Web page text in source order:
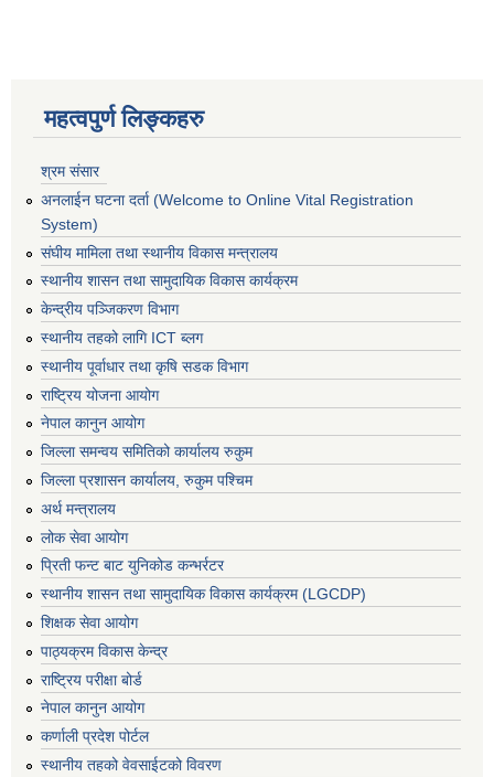
महत्वपुर्ण लिङ्कहरु
श्रम संसार
अनलाईन घटना दर्ता (Welcome to Online Vital Registration
System)
संघीय मामिला तथा स्थानीय विकास मन्त्रालय
स्थानीय शासन तथा सामुदायिक विकास कार्यक्रम
केन्द्रीय पञ्जिकरण विभाग
स्थानीय तहको लागि ICT ब्लग
स्थानीय पूर्वाधार तथा कृषि सडक विभाग
राष्ट्रिय योजना आयोग
नेपाल कानुन आयोग
जिल्ला समन्वय समितिको कार्यालय रुकुम
जिल्ला प्रशासन कार्यालय, रुकुम पश्चिम
अर्थ मन्त्रालय
लोक सेवा आयोग
प्रिती फन्ट बाट युनिकोड कन्भर्रटर
स्थानीय शासन तथा सामुदायिक विकास कार्यक्रम (LGCDP)
शिक्षक सेवा आयोग
पाठ्यक्रम विकास केन्द्र
राष्ट्रिय परीक्षा बोर्ड
नेपाल कानुन आयोग
कर्णाली प्रदेश पोर्टल
स्थानीय तहको वेवसाईटको विवरण